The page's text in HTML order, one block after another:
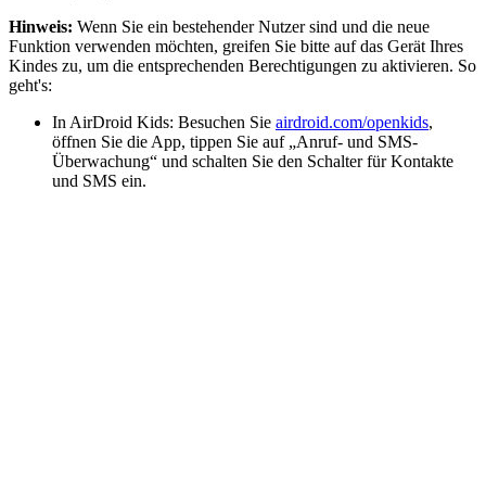
Hinweis: Wenn Sie ein bestehender Nutzer sind und die neue
Funktion verwenden möchten, greifen Sie bitte auf das Gerät Ihres
Kindes zu, um die entsprechenden Berechtigungen zu aktivieren. So
geht's:
In AirDroid Kids: Besuchen Sie airdroid.com/openkids,
öffnen Sie die App, tippen Sie auf „Anruf- und SMS-
Überwachung“ und schalten Sie den Schalter für Kontakte
und SMS ein.